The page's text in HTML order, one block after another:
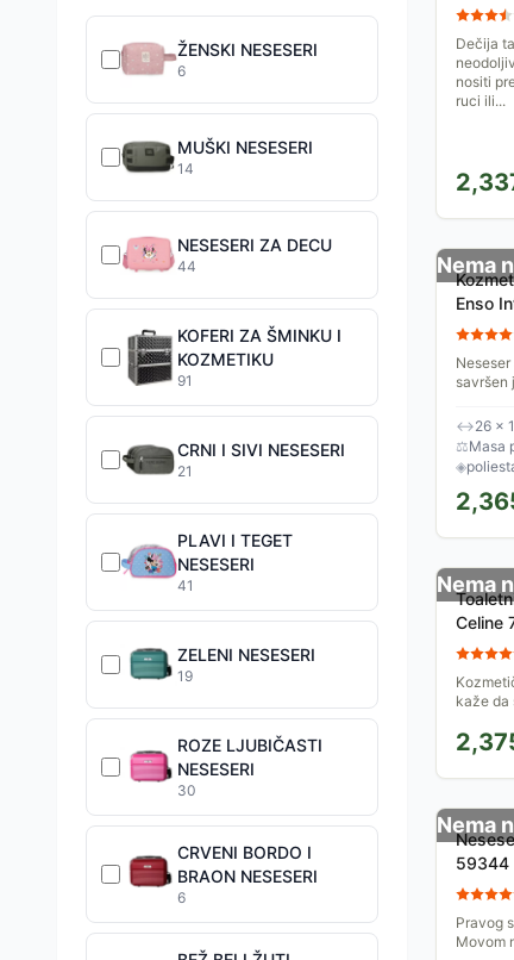
ŽENSKI NESESERI
6
MUŠKI NESESERI
14
NESESERI ZA DECU
44
KOFERI ZA ŠMINKU I
KOZMETIKU
91
CRNI I SIVI NESESERI
21
PLAVI I TEGET
NESESERI
41
ZELENI NESESERI
19
ROZE LJUBIČASTI
NESESERI
30
CRVENI BORDO I
BRAON NESESERI
6
Dečija
nositi
ruci ili...
Nema
Enso
savršen
↔26 ×
⚖Masa
◈
Nema
Celine
kaže da
Vam je...
Nema
59344
Pravog
Movom